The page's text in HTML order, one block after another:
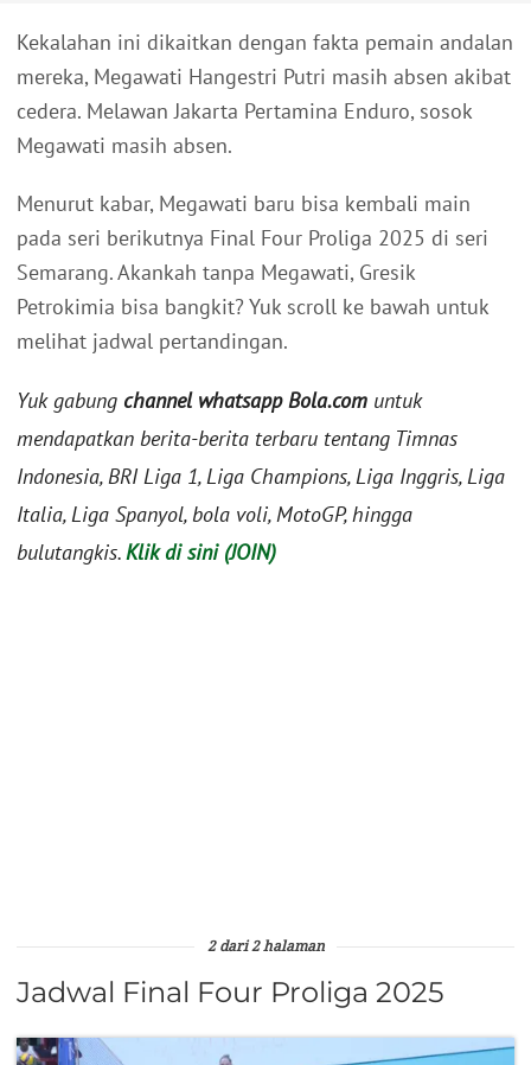
Kekalahan ini dikaitkan dengan fakta pemain andalan
mereka, Megawati Hangestri Putri masih absen akibat
cedera. Melawan Jakarta Pertamina Enduro, sosok
Megawati masih absen.
Menurut kabar, Megawati baru bisa kembali main
pada seri berikutnya Final Four Proliga 2025 di seri
Semarang. Akankah tanpa Megawati, Gresik
Petrokimia bisa bangkit? Yuk scroll ke bawah untuk
melihat jadwal pertandingan.
Yuk gabung channel whatsapp Bola.com untuk
mendapatkan berita-berita terbaru tentang Timnas
Indonesia, BRI Liga 1, Liga Champions, Liga Inggris, Liga
Italia, Liga Spanyol, bola voli, MotoGP, hingga
bulutangkis.Klik di sini (JOIN)
2 dari 2 halaman
Jadwal Final Four Proliga 2025